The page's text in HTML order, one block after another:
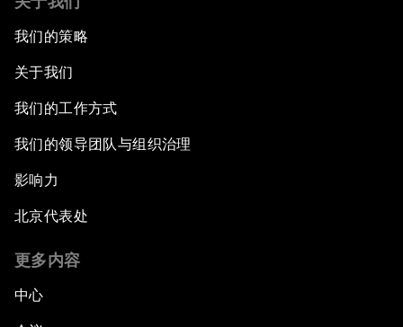
我们的策略
关于我们
我们的工作方式
我们的领导团队与组织治理
影响力
北京代表处
更多内容
中心